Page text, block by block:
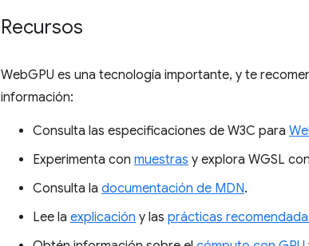
Recursos
WebGPU es una tecnología importante, y te
información:
Consulta las especificaciones de W3C para
Experimenta con muestras y explora WGSL
Consulta la documentación de MDN.
Lee la explicación y las prácticas